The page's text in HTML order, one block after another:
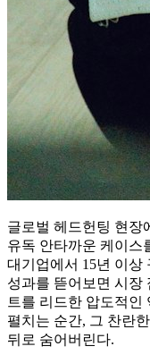
글로벌 헤드헌팅 현장
유독 안타까운 케이스
대기업에서 15년 이상
성과를 뜯어보면 시장
트를 리드한 압도적인
펼치는 순간, 그 찬란
뒤로 숨어버린다.